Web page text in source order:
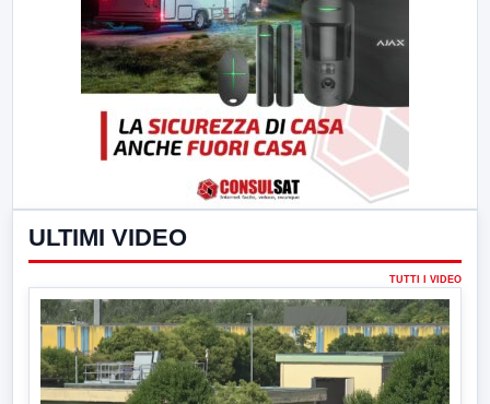
ULTIMI VIDEO
TUTTI I VIDEO